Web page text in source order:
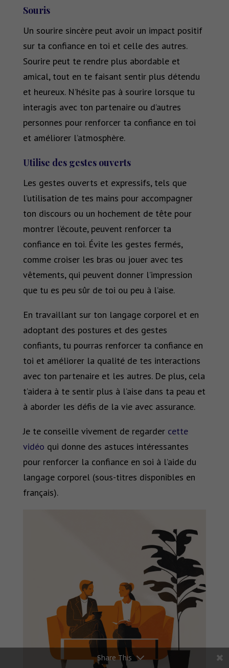
Souris
Un sourire sincère peut avoir un impact positif
sur ta confiance en toi et celle des autres.
Sourire peut te rendre plus abordable et
amical, tout en te faisant sentir plus détendu
et heureux. N’hésite pas à sourire lorsque tu
interagis avec ton partenaire ou d’autres
personnes pour renforcer ta confiance en toi
et améliorer l’atmosphère.
Utilise des gestes ouverts
Les gestes ouverts et expressifs, tels que
l’utilisation de tes mains pour accompagner
ton discours ou un hochement de tête pour
montrer l’écoute, peuvent renforcer ta
confiance en toi. Évite les gestes fermés,
comme croiser les bras ou jouer avec tes
vêtements, qui peuvent donner l’impression
que tu es peu sûr de toi ou peu à l’aise.
En travaillant sur ton langage corporel et en
adoptant des postures et des gestes
confiants, tu pourras renforcer ta confiance en
toi et améliorer la qualité de tes interactions
avec ton partenaire et les autres. De plus, cela
t’aidera à te sentir plus à l’aise dans ta peau et
à aborder les défis de la vie avec assurance.
Je te conseille vivement de regarder cette
vidéo qui donne des astuces intéressantes
pour renforcer la confiance en soi à l’aide du
langage corporel (sous-titres disponibles en
français).
Share This